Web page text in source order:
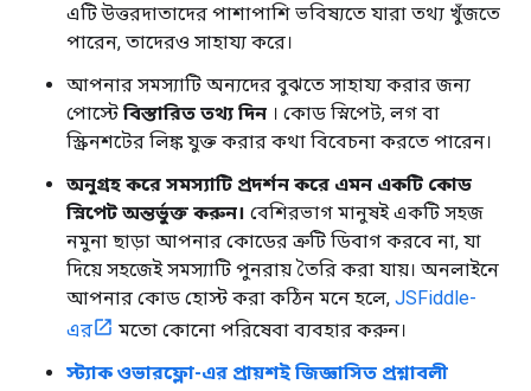
এটি উত্তরদাতাদের পাশাপাশি ভবিষ্যতে যারা তথ্য খুঁজতে
পারেন, তাদেরও সাহায্য করে।
আপনার সমস্যাটি অন্যদের বুঝতে সাহায্য করার জন্য
পোস্টে বিস্তারিত তথ্য দিন । কোড স্নিপেট, লগ বা
স্ক্রিনশটের লিঙ্ক যুক্ত করার কথা বিবেচনা করতে পারেন।
অনুগ্রহ করে সমস্যাটি প্রদর্শন করে এমন একটি কোড
স্নিপেট অন্তর্ভুক্ত করুন। বেশিরভাগ মানুষই একটি সহজ
নমুনা ছাড়া আপনার কোডের ত্রুটি ডিবাগ করবে না, যা
দিয়ে সহজেই সমস্যাটি পুনরায় তৈরি করা যায়। অনলাইনে
আপনার কোড হোস্ট করা কঠিন মনে হলে, JSFiddle-
এর
মতো কোনো পরিষেবা ব্যবহার করুন।
স্ট্যাক ওভারফ্লো-এর প্রায়শই জিজ্ঞাসিত প্রশ্নাবলী